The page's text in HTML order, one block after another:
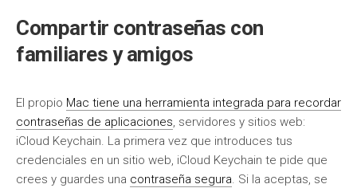
Compartir contraseñas con
familiares y amigos
El propio Mac tiene una herramienta integrada para recordar
contraseñas de aplicaciones, servidores y sitios web:
iCloud Keychain. La primera vez que introduces tus
credenciales en un sitio web, iCloud Keychain te pide que
crees y guardes una contraseña segura. Si la aceptas, se